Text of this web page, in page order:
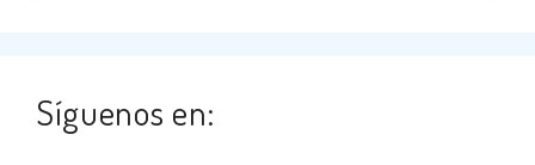
Síguenos en: